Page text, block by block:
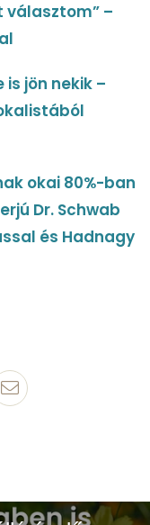
–
is jön nekik –
okai 80%-ban
Dr. Schwab
és Hadnagy